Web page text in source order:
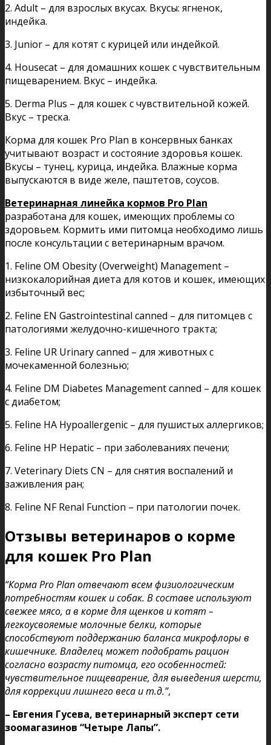
2. Adult – для взрослых вкусах. Вкусы: ягненок,
индейка.
3. Junior – для котят с курицей или индейкой.
4. Housecat – для домашних кошек с чувствительным
пищеварением. Вкус – индейка.
5. Derma Plus – для кошек с чувствительной кожей.
Вкус – треска.
Корма для кошек Pro Plan в консервных банках
учитывают возраст и состояние здоровья кошек.
Вкусы – тунец, курица, индейка. Влажные корма
выпускаются в виде желе, паштетов, соусов.
Ветеринарная линейка кормов Pro Plan
разработана для кошек, имеющих проблемы со
здоровьем. Кормить ими питомца необходимо лишь
после консультации с ветеринарным врачом.
1. Feline OM Obesity (Overweight) Management –
низкокалорийная диета для котов и кошек, имеющих
избыточный вес;
2. Feline EN Gastrointestinal canned – для питомцев с
патологиями желудочно-кишечного тракта;
3. Feline UR Urinary canned – для животных с
мочекаменной болезнью;
4. Feline DM Diabetes Management canned – для кошек
с диабетом;
5. Feline HA Hypoallergenic – для пушистых аллергиков;
6. Feline HP Hepatic – при заболеваниях печени;
7. Veterinary Diets CN – для снятия воспалений и
заживления ран;
8. Feline NF Renal Function – при патологии почек.
Отзывы ветеринаров о корме
для кошек Pro Plan
“Корма Pro Plan отвечают всем физиологическим
потребностям кошек и собак. В составе используют
свежее мясо, а в корме для щенков и котят –
легкоусвояемые молочные белки, которые
способствуют поддержанию баланса микрофлоры в
кишечнике. Владелец может подобрать рацион
согласно возрасту питомца, его особенностей:
чувствительное пищеварение, для выведения шерсти,
для коррекции лишнего веса и т.д.”,
– Евгения Гусева, ветеринарный эксперт сети
зоомагазинов “Четыре Лапы”.